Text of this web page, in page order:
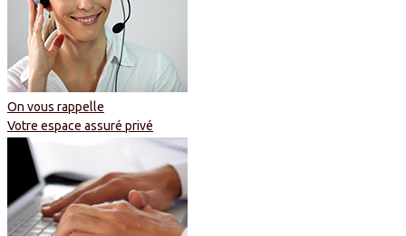
On vous rappelle
Votre espace assuré privé